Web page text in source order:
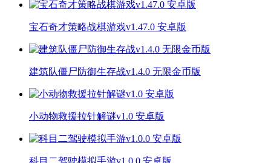
宝石奇才策略战棋游戏v1.47.0 安卓版
建筑队僵尸防御生存战v1.4.0 无限金币版
小动物救援拉针解谜v1.0 安卓版
科目二驾驶模拟手游v1.0.0 安卓版